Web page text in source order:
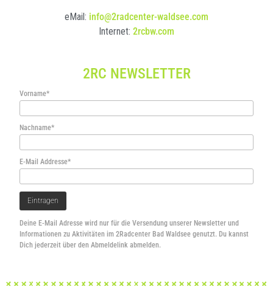
eMail: info@2radcenter-waldsee.com
Internet: 2rcbw.com
2RC NEWSLETTER
Vorname*
Nachname*
E-Mail Addresse*
Deine E-Mail Adresse wird nur für die Versendung unserer Newsletter und
Informationen zu Aktivitäten im 2Radcenter Bad Waldsee genutzt. Du kannst
Dich jederzeit über den Abmeldelink abmelden.